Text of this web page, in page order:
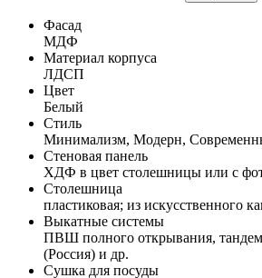
Фасад
МДФ
Материал корпуса
ЛДСП
Цвет
Белый
Стиль
Минимализм, Модерн,
Стеновая панель
ХДФ в цвет столешницы или с
Столешница
пластиковая; из искусственного
Выкатные системы
ПВШ полного открывания,
(Россия) и др.
Сушка для посуды